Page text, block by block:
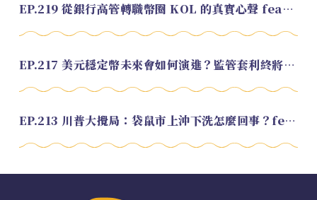
EP.219 從銀行高管轉職幣圈 KOL 的真實心聲 feat.龜大
EP.217 美元穩定幣未來會如何演進？監管套利終將收斂？feat. 研究員 余哲安
EP.213 川普大攪局：袋鼠市上沖下洗怎麼回事？feat. Alvin